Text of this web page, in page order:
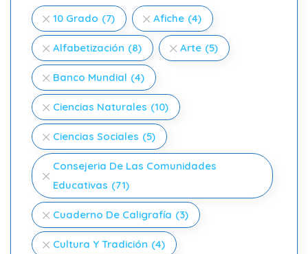
10 Grado (7) Afiche (4)
Alfabetización (8) Arte (5)
Banco Mundial (4)
Ciencias Naturales (10)
Ciencias Sociales (5)
Consejeria De Las Comunidades
Educativas (71)
Cuaderno De Caligrafía (3)
Cultura Y Tradición (4)